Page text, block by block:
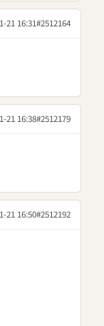
21 16:31#2512164
21 16:38#2512179
21 16:50#2512192